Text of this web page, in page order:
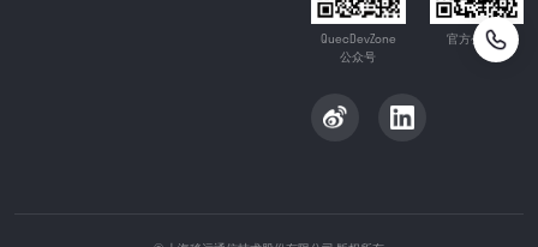
QuecDevZone
公众号
官方公众号